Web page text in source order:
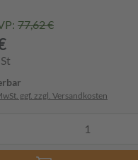
77,62 €
ggf. zzgl. Versandkosten